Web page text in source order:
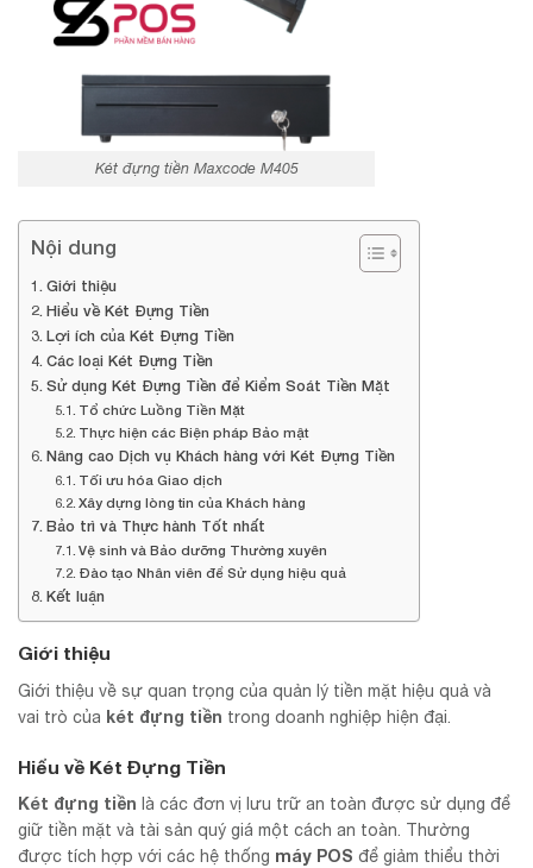
Két đựng tiền Maxcode M405
Nội dung
Giới thiệu
Hiểu về Két Đựng Tiền
Lợi ích của Két Đựng Tiền
Các loại Két Đựng Tiền
Sử dụng Két Đựng Tiền để Kiểm Soát Tiền Mặt
Tổ chức Luồng Tiền Mặt
Thực hiện các Biện pháp Bảo mật
Nâng cao Dịch vụ Khách hàng với Két Đựng Tiền
Tối ưu hóa Giao dịch
Xây dựng lòng tin của Khách hàng
Bảo trì và Thực hành Tốt nhất
Vệ sinh và Bảo dưỡng Thường xuyên
Đào tạo Nhân viên để Sử dụng hiệu quả
Kết luận
Giới thiệu
Giới thiệu về sự quan trọng của quản lý tiền mặt hiệu quả và
vai trò của két đựng tiền trong doanh nghiệp hiện đại.
Hiểu về Két Đựng Tiền
Két đựng tiền là các đơn vị lưu trữ an toàn được sử dụng để
giữ tiền mặt và tài sản quý giá một cách an toàn. Thường
được tích hợp với các hệ thống máy POS để giảm thiểu thời